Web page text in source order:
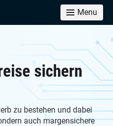
Menu
sichern
zu bestehen und dabei
auch margensichere